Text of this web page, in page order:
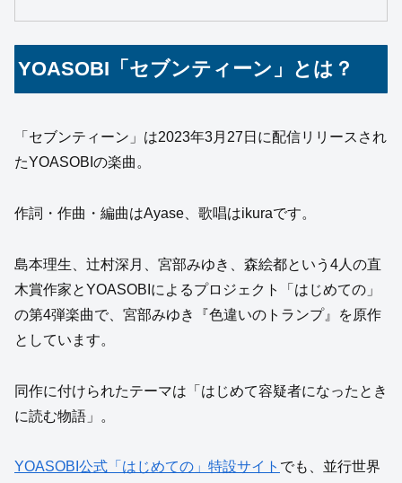
YOASOBI「セブンティーン」とは？
「セブンティーン」は2023年3月27日に配信リリースされ
たYOASOBIの楽曲。
作詞・作曲・編曲はAyase、歌唱はikuraです。
島本理生、辻村深月、宮部みゆき、森絵都という4人の直
木賞作家とYOASOBIによるプロジェクト「はじめての」
の第4弾楽曲で、宮部みゆき『色違いのトランプ』を原作
としています。
同作に付けられたテーマは「はじめて容疑者になったとき
に読む物語」。
YOASOBI公式「はじめての」特設サイト でも、並行世界